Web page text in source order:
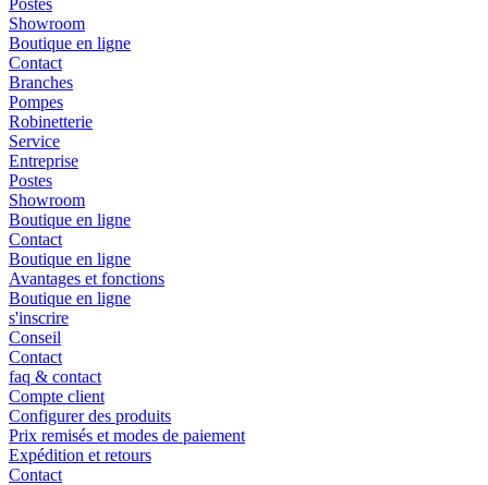
Postes
Showroom
Boutique en ligne
Contact
Branches
Pompes
Robinetterie
Service
Entreprise
Postes
Showroom
Boutique en ligne
Contact
Boutique en ligne
Avantages et fonctions
Boutique en ligne
s'inscrire
Conseil
Contact
faq & contact
Compte client
Configurer des produits
Prix remisés et modes de paiement
Expédition et retours
Contact